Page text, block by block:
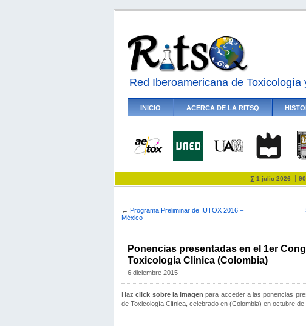
Red Iberoamericana de
INICIO ACERCA DE LA RITSQ
∑ 1 julio 2026 ║
← Programa Preliminar de IUTOX 2016 –
México
Ponencias presentadas en el 1er
Toxicología Clínica (Colombia)
6 diciembre 2015
Hazclick sobre la imagen para acceder a las ponencias
de Toxicología Clínica, celebrado en (Colombia) en octubre de